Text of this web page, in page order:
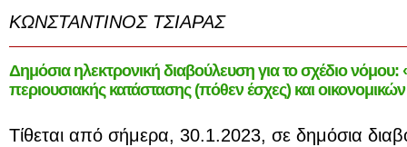
ΚΩΝΣΤΑΝΤΙΝΟΣ ΤΣΙΑΡΑΣ
Δημόσια ηλεκτρονική διαβούλευση για το σχέδιο
περιουσιακής κατάστασης (πόθεν έσχες) και
Τίθεται από σήμερα, 30.1.2023, σε δημόσια